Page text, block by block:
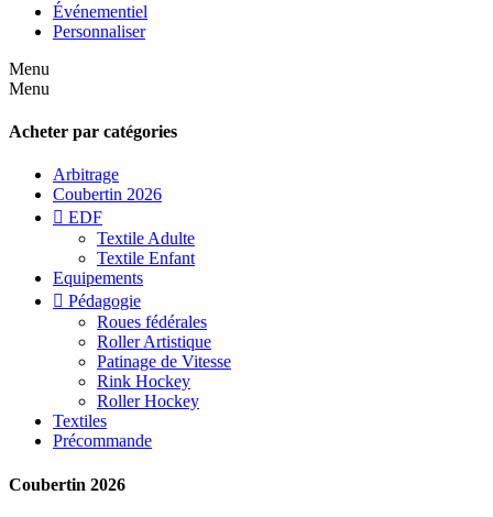
Événementiel
Personnaliser
Menu
Menu
Acheter par catégories
Arbitrage
Coubertin 2026
 EDF
Textile Adulte
Textile Enfant
Equipements
 Pédagogie
Roues fédérales
Roller Artistique
Patinage de Vitesse
Rink Hockey
Roller Hockey
Textiles
Précommande
Coubertin 2026